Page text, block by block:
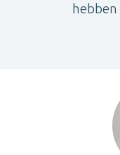
hebben